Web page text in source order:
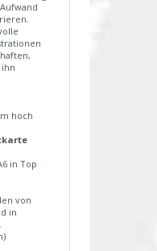
hoch
in Top
von
in